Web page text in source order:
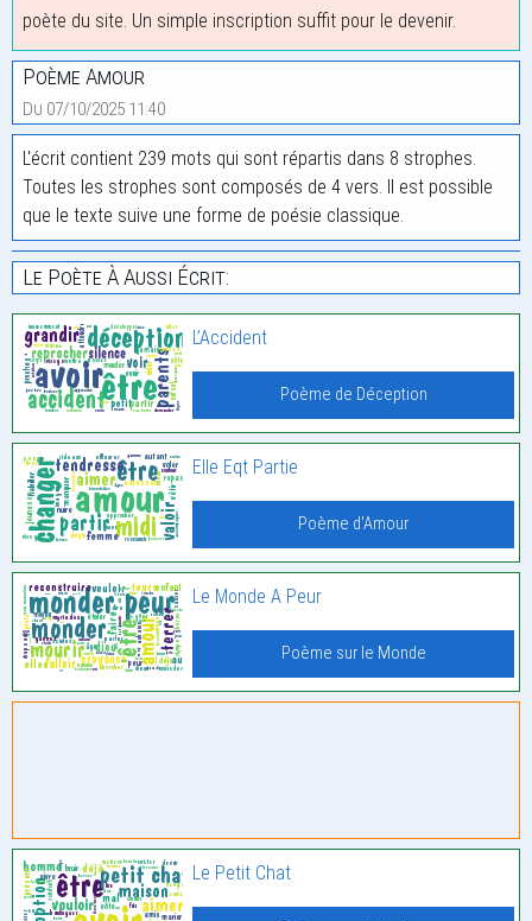
poète du site. Un simple inscription suffit pour le devenir.
Poème Amour
Du 07/10/2025 11:40
L'écrit contient 239 mots qui sont répartis dans 8 strophes.
Toutes les strophes sont composés de 4 vers. Il est possible
que le texte suive une forme de poésie classique.
Le Poète À Aussi Écrit:
L’Accident
Poème de Déception
Elle Eqt Partie
Poème d'Amour
Le Monde A Peur
Poème sur le Monde
Le Petit Chat